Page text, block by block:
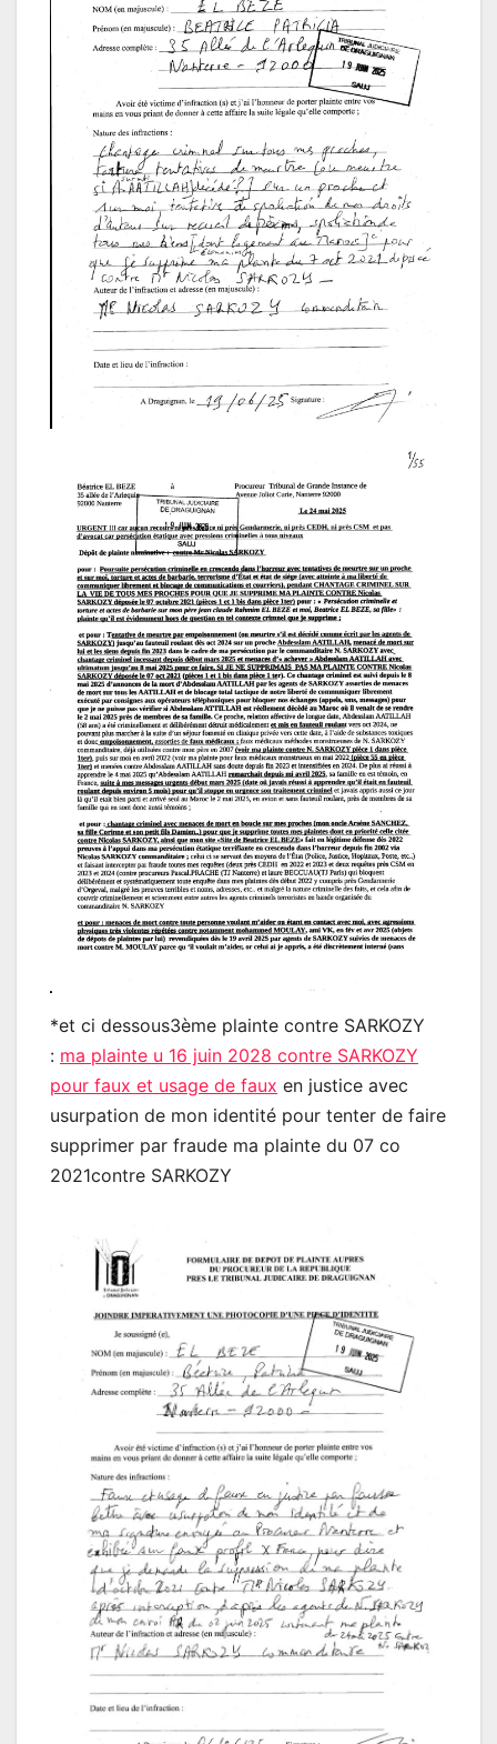
*et ci dessous3ème plainte contre SARKOZY
: ma plainte u 16 juin 2028 contre SARKOZY
pour faux et usage de faux en justice avec
usurpation de mon identité pour tenter de faire
supprimer par fraude ma plainte du 07 co
2021contre SARKOZY